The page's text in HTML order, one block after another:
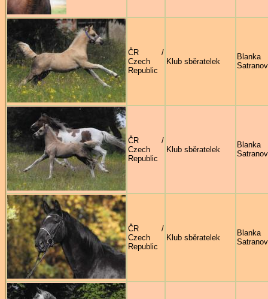
ČR /
Czech
Republic
Klub sběratelek
Blanka
ČR /
Czech
Republic
Klub sběratelek
Blanka
ČR /
Czech
Republic
Klub sběratelek
Blanka